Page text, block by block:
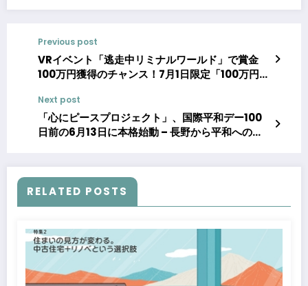
Previous post
VRイベント「逃走中リミナルワールド」で賞金
100万円獲得のチャンス！7月1日限定「100万円チ
Next post
「心にピースプロジェクト」、国際平和デー100
日前の6月13日に本格始動 – 長野から平和へのメ
RELATED POSTS